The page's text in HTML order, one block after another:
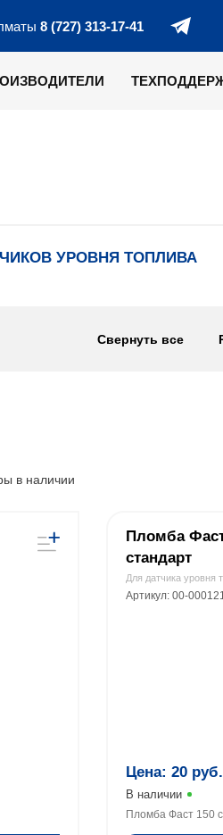
8 (727) 313-17-41
УРОВНЯ ТОПЛИВА
в наличии
Пломба
стандарт
Для датчика уровня
Артикул: 00-
Цена: 20 руб.
В наличии
Пломба Фаст 150